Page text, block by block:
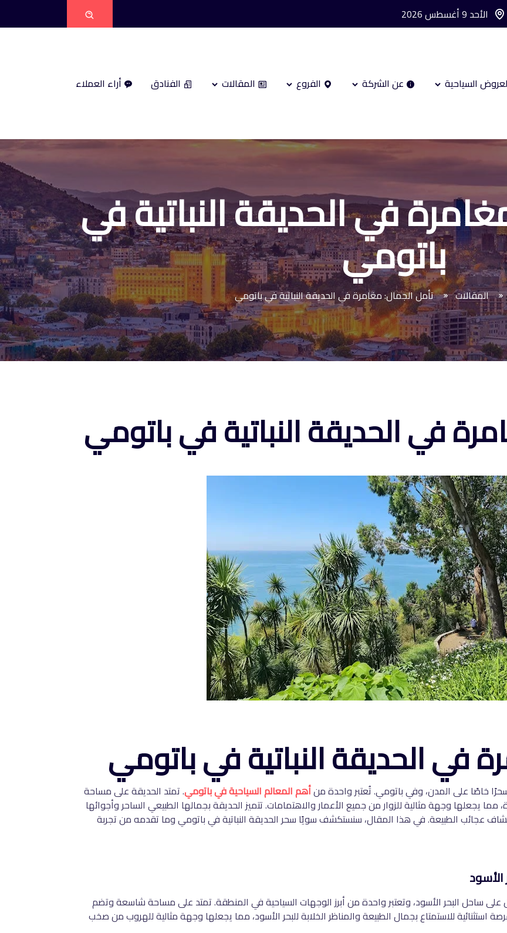
الأحد 9 أغسطس 2026
السياحية عن الشركة الفروع المقالات الفنادق أراء العملاء
في الحديقة النباتية في
باتومي
المقالات تأمل الجمال: مغامرة في الحديقة النباتية في باتومي
في الحديقة النباتية في باتومي
في الحديقة النباتية في باتومي
سحرًا خاصًا على المدن، وفي باتومي. تُعتبر واحدة منأهم المعالم السياحية في باتومي. تمتد الحديقة على مساحة
يجعلها وجهة مثالية للزوار من جميع الأعمار والاهتمامات. تتميز الحديقة بجمالها الطبيعي الساحر وأجوائها
عجائب الطبيعة. في هذا المقال، سنستكشف سويًا سحر الحديقة النباتية في باتومي وما تقدمه من تجربة
على ساحل البحر الأسود، وتعتبر واحدة من أبرز الوجهات السياحية في المنطقة. تمتد على مساحة شاسعة وتضم
استثنائية للاستمتاع بجمال الطبيعة والمناظر الخلابة للبحر الأسود، مما يجعلها وجهة مثالية للهروب من صخب